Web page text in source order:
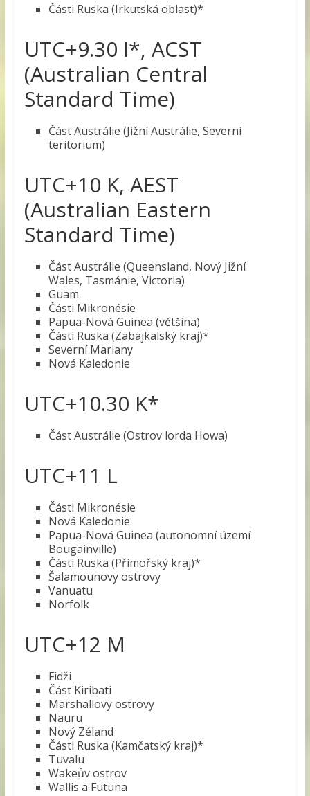
Části Ruska (Irkutská oblast)*
UTC+9.30 I*, ACST
(Australian Central
Standard Time)
Část Austrálie (Jižní Austrálie, Severní
teritorium)
UTC+10 K, AEST
(Australian Eastern
Standard Time)
Část Austrálie (Queensland, Nový Jižní
Wales, Tasmánie, Victoria)
Guam
Části Mikronésie
Papua-Nová Guinea (většina)
Části Ruska (Zabajkalský kraj)*
Severní Mariany
Nová Kaledonie
UTC+10.30 K*
Část Austrálie (Ostrov lorda Howa)
UTC+11 L
Části Mikronésie
Nová Kaledonie
Papua-Nová Guinea (autonomní území
Bougainville)
Části Ruska (Přímořský kraj)*
Šalamounovy ostrovy
Vanuatu
Norfolk
UTC+12 M
Fidži
Část Kiribati
Marshallovy ostrovy
Nauru
Nový Zéland
Části Ruska (Kamčatský kraj)*
Tuvalu
Wakeův ostrov
Wallis a Futuna